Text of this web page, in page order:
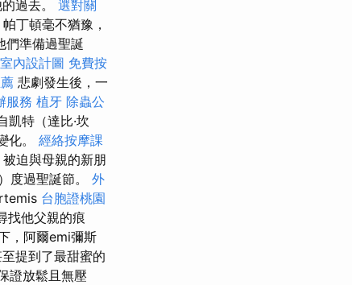
過去。 選對關
帕丁頓毫不猶豫，
們準備過聖誕
室內設計圖 免費按
悲劇發生後，一
服務 植牙 除蟲公
凱特（達比·坎
化。 經絡按摩課
迫與母親的新朋
度過聖誕節。 外
台胞證桃園
找他父親的痕
，阿爾emi彌斯
提到了最甜蜜的
證放鬆且無壓